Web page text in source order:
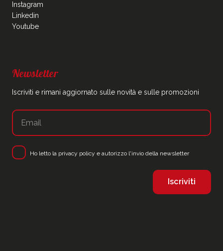
Instagram
Linkedin
Youtube
Newsletter
Iscriviti e rimani aggiornato sulle novità e sulle promozioni
Ho letto la privacy policy e autorizzo l'invio della newsletter